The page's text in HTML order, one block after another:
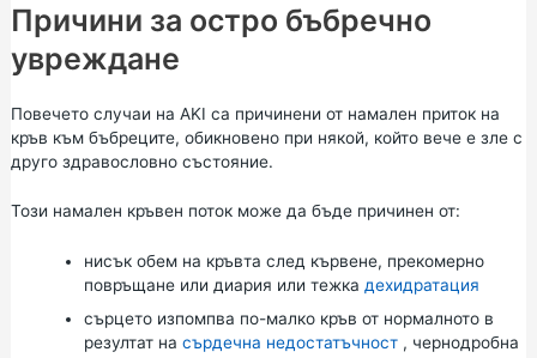
Причини за остро бъбречно
увреждане
Повечето случаи на AKI са причинени от намален приток на
кръв към бъбреците, обикновено при някой, който вече е зле с
друго здравословно състояние.
Този намален кръвен поток може да бъде причинен от:
нисък обем на кръвта след кървене, прекомерно
повръщане или диария или тежка дехидратация
сърцето изпомпва по-малко кръв от нормалното в
резултат на сърдечна недостатъчност, чернодробна